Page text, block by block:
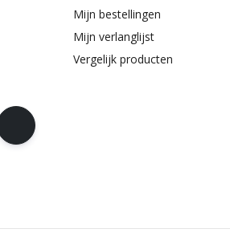
Mijn bestellingen
Mijn verlanglijst
Vergelijk producten